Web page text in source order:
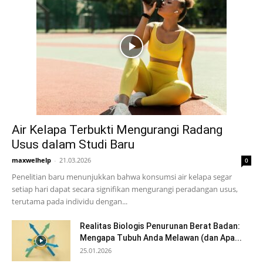
Air Kelapa Terbukti Mengurangi Radang
Usus dalam Studi Baru
maxwelhelp - 21.03.2026 0
Penelitian baru menunjukkan bahwa konsumsi air kelapa segar
setiap hari dapat secara signifikan mengurangi peradangan usus,
terutama pada individu dengan...
Realitas Biologis Penurunan Berat Badan:
Mengapa Tubuh Anda Melawan (dan Apa...
25.01.2026